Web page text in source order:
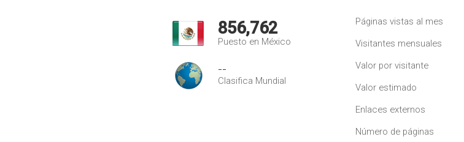
856,762
Puesto en México
--
Clasifica Mundial
Páginas vistas al mes
Visitantes mensuales
Valor por visitante
Valor estimado
Enlaces externos
Número de páginas